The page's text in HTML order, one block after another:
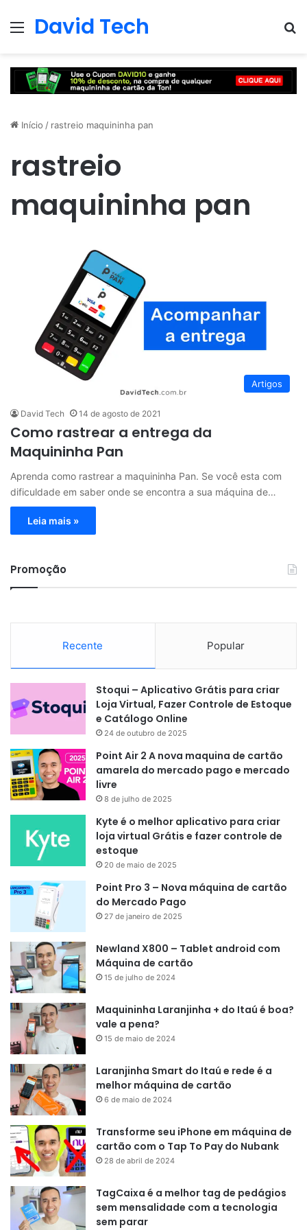
Menu
David Tech
Início / rastreio maquininha pan
rastreio
maquininha pan
Artigos
David Tech 14 de agosto de 2021
Como rastrear a entrega da
Maquininha Pan
Aprenda como rastrear a maquininha Pan. Se você esta com
dificuldade em saber onde se encontra a sua máquina de…
Leia mais »
Promoção
Recente Popular
Stoqui – Aplicativo Grátis para criar
Loja Virtual, Fazer Controle de Estoque
e Catálogo Online
24 de outubro de 2025
Point Air 2 A nova maquina de cartão
amarela do mercado pago e mercado
livre
8 de julho de 2025
Kyte é o melhor aplicativo para criar
loja virtual Grátis e fazer controle de
estoque
20 de maio de 2025
Point Pro 3 – Nova máquina de cartão
do Mercado Pago
27 de janeiro de 2025
Newland X800 – Tablet android com
Máquina de cartão
15 de julho de 2024
Maquininha Laranjinha + do Itaú é boa?
vale a pena?
15 de maio de 2024
Laranjinha Smart do Itaú e rede é a
melhor máquina de cartão
6 de maio de 2024
Transforme seu iPhone em máquina de
cartão com o Tap To Pay do Nubank
28 de abril de 2024
TagCaixa é a melhor tag de pedágios
sem mensalidade com a tecnologia
sem parar